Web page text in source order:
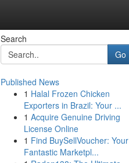
Search
Go
Published News
1 Halal Frozen Chicken
Exporters in Brazil: Your ...
1 Acquire Genuine Driving
License Online
1 Find BuySellVoucher: Your
Fantastic Marketpl...